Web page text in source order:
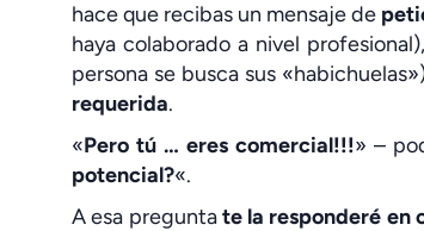
hace que recibas un mensaje de
haya colaborado a nivel
persona se busca sus
requerida.
«Pero tú … eres comercial!!!» –
potencial?«.
A esa preguntate la responderé en